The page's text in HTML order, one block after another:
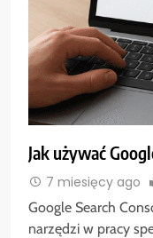
Jak używać
7 miesięcy ago
Google Search
narzędzi w pracy